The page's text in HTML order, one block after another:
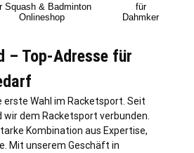
Squash & Badminton
Onlineshop
für
Dahmker
– Top-Adresse für
erste Wahl im Racketsport. Seit
wir dem Racketsport verbunden.
Kombination aus Expertise,
Mit unserem Geschäft in